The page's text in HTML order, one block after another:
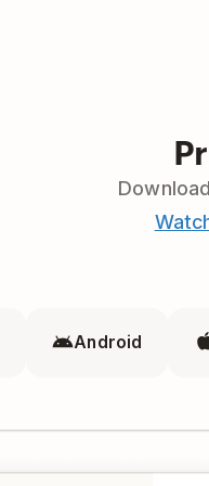
Android